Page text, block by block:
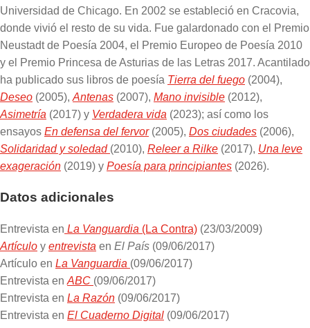
Universidad de Chicago. En 2002 se estableció en Cracovia,
donde vivió el resto de su vida. Fue galardonado con el Premio
Neustadt de Poesía 2004, el Premio Europeo de Poesía 2010
y el Premio Princesa de Asturias de las Letras 2017. Acantilado
ha publicado sus libros de poesía Tierra del fuego (2004),
Deseo (2005), Antenas (2007), Mano invisible (2012),
Asimetría (2017) y Verdadera vida (2023); así como los
ensayos En defensa del fervor(2005), Dos ciudades (2006),
Solidaridad y soledad (2010), Releer a Rilke (2017), Una leve
exageración (2019) y Poesía para principiantes (2026).
Datos adicionales
Entrevista en La Vanguardia (La Contra) (23/03/2009)
Artículo y entrevista en El País (09/06/2017)
Artículo en La Vanguardia (09/06/2017)
Entrevista en ABC (09/06/2017)
Entrevista en La Razón (09/06/2017)
Entrevista en El Cuaderno Digital (09/06/2017)